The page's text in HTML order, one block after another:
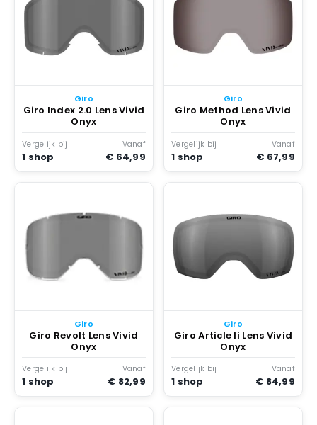
Giro
Giro Index 2.0 Lens Vivid
Onyx
Vergelijk bij
1 shop
Vanaf
€ 64,99
Giro
Giro Method Lens Vivid
Onyx
Vergelijk bij
1 shop
Vanaf
€ 67,99
Giro
Giro Revolt Lens Vivid
Onyx
Vergelijk bij
1 shop
Vanaf
€ 82,99
Giro
Giro Article Ii Lens Vivid
Onyx
Vergelijk bij
1 shop
Vanaf
€ 84,99